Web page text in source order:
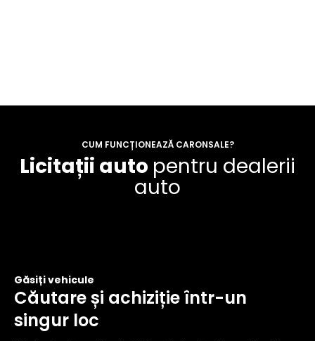
CUM FUNCȚIONEAZĂ CARONSALE?
Licitații auto pentru dealerii
auto
Găsiți vehicule
Căutare și achiziție într-un
singur loc